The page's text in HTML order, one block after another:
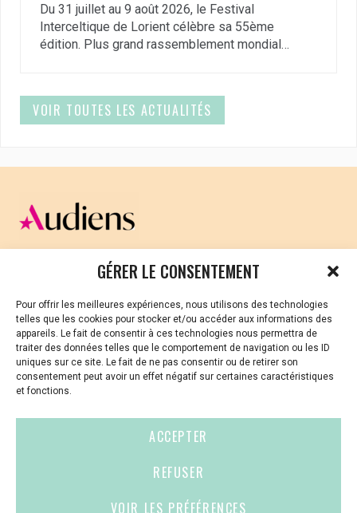
GÉRER LE CONSENTEMENT
Pour offrir les meilleures expériences, nous utilisons des technologies
telles que les cookies pour stocker et/ou accéder aux informations des
appareils. Le fait de consentir à ces technologies nous permettra de
traiter des données telles que le comportement de navigation ou les ID
uniques sur ce site. Le fait de ne pas consentir ou de retirer son
consentement peut avoir un effet négatif sur certaines caractéristiques
et fonctions.
ACCEPTER
REFUSER
VOIR LES PRÉFÉRENCES
Du 31 juillet au 9 août 2026, le Festival
Interceltique de Lorient célèbre sa 55ème
édition. Plus grand rassemblement mondial…
VOIR TOUTES LES ACTUALITÉS
CELLULE D’ÉCOUTE ET DE SOUTIEN PSYCHOLOGIQUE ET
Vous avez été témoin ou vous êtes victime de VSS ? Ou
vous êtes référent·es harcèlement en besoin de soutien
ou d’informations ?
01 87 20 30 90
violences-sexuelles-culture@audiens.org